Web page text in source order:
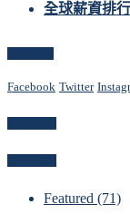
全球薪資排
Facebook Twitter
Featured (71)